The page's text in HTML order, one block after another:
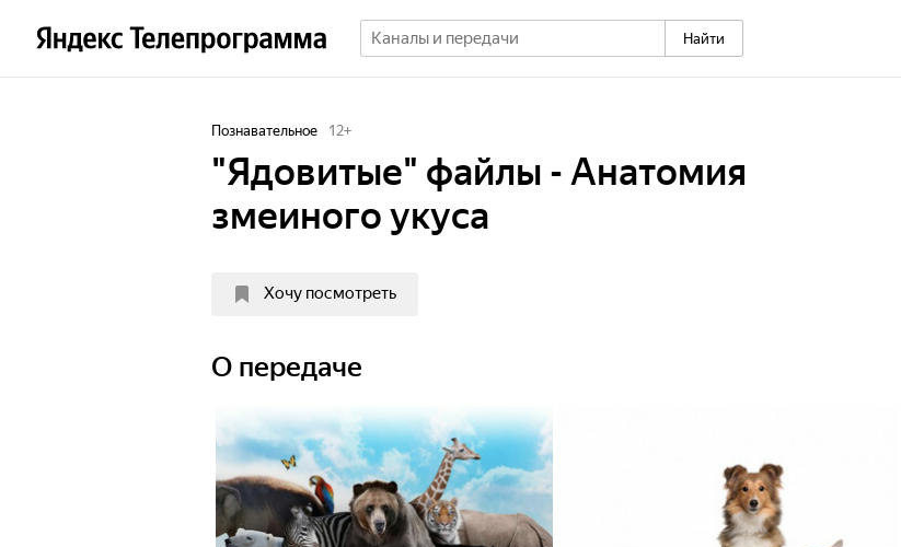
Найти
Познавательное 12+
"Ядовитые" файлы - Анатомия
змеиного укуса
Хочу посмотреть
О передаче